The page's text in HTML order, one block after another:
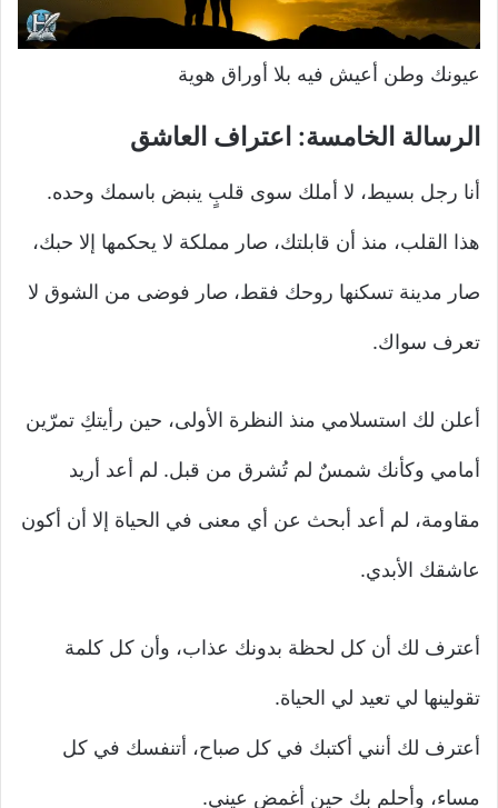
عيونك وطن أعيش فيه بلا أوراق هوية
الرسالة الخامسة: اعتراف العاشق
أنا رجل بسيط، لا أملك سوى قلبٍ ينبض باسمك وحده.
هذا القلب، منذ أن قابلتك، صار مملكة لا يحكمها إلا حبك،
صار مدينة تسكنها روحك فقط، صار فوضى من الشوق لا
تعرف سواك.
أعلن لك استسلامي منذ النظرة الأولى، حين رأيتكِ تمرّين
أمامي وكأنك شمسٌ لم تُشرق من قبل. لم أعد أريد
مقاومة، لم أعد أبحث عن أي معنى في الحياة إلا أن أكون
عاشقك الأبدي.
أعترف لك أن كل لحظة بدونك عذاب، وأن كل كلمة
تقولينها لي تعيد لي الحياة.
أعترف لك أنني أكتبك في كل صباح، أتنفسك في كل
مساء، وأحلم بك حين أغمض عيني.